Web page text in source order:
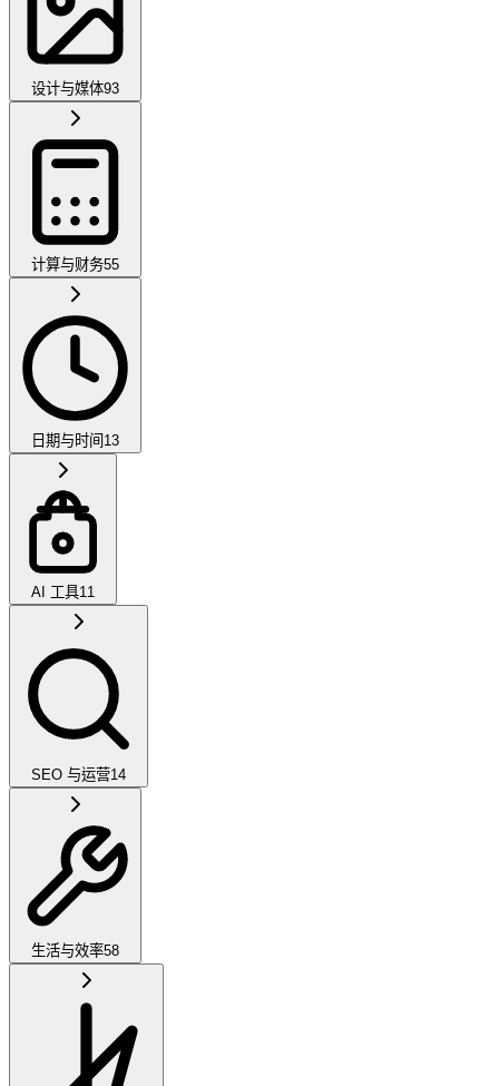
设计与媒体93
计算与财务55
日期与时间 13
AI 工具11
SEO 与运营14
生活与效率58